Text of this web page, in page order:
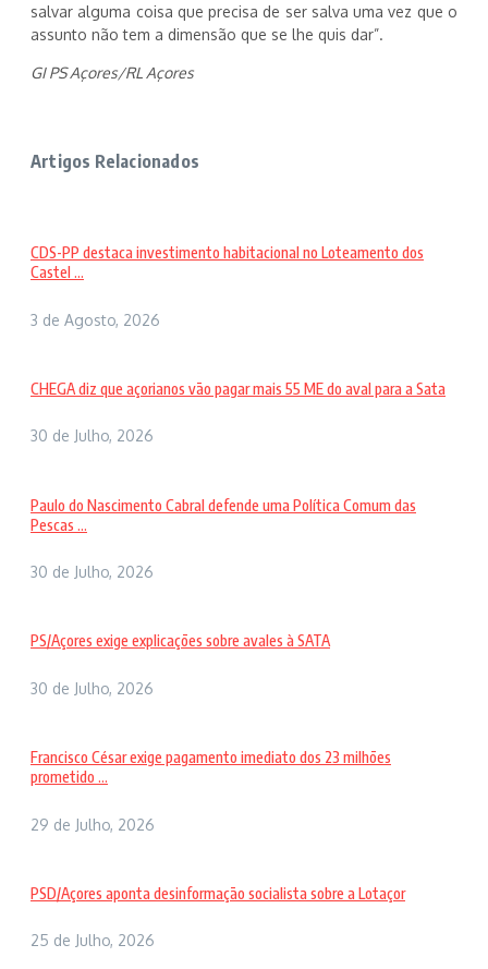
salvar alguma coisa que precisa de ser salva uma vez que o
assunto não tem a dimensão que se lhe quis dar”.
GI PS Açores/RL Açores
Artigos Relacionados
CDS-PP destaca investimento habitacional no Loteamento dos
Castel ...
3 de Agosto, 2026
CHEGA diz que açorianos vão pagar mais 55 ME do aval para a Sata
30 de Julho, 2026
Paulo do Nascimento Cabral defende uma Política Comum das
Pescas ...
30 de Julho, 2026
PS/Açores exige explicações sobre avales à SATA
30 de Julho, 2026
Francisco César exige pagamento imediato dos 23 milhões
prometido ...
29 de Julho, 2026
PSD/Açores aponta desinformação socialista sobre a Lotaçor
25 de Julho, 2026